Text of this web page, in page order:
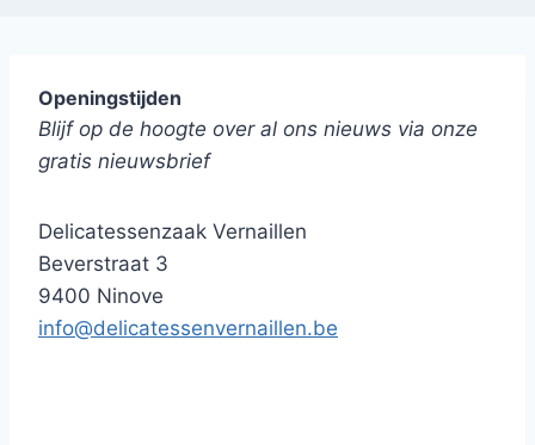
Openingstijden
Blijf op de hoogte over al ons nieuws via onze
gratis nieuwsbrief
Delicatessenzaak Vernaillen
Beverstraat 3
9400 Ninove
info@delicatessenvernaillen.be